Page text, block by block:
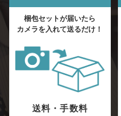
梱包セットが届いたら
カメラを入れて送るだけ！
送料・手数料